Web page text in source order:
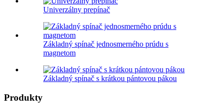
Univerzálny prepínač
Základný spínač jednosmerného prúdu s
magnetom
Základný spínač s krátkou pántovou pákou
Produkty